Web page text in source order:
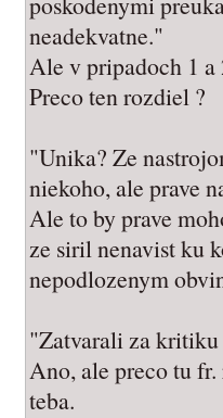
neadekvatne."
Ale v pripadoch 1 a
Preco ten rozdiel ?
"Unika? Ze
niekoho, ale prave
Ale to by prave
ze siril nenavist ku
nepodlozenym
"Zatvarali za kritiku
Ano, ale preco tu
teba.